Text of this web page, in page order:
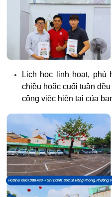
Lịch học linh hoạt, phù
chiều hoặc cuối tuần
công việc hiện tại của